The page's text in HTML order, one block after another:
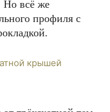
Но всё же
профиля с